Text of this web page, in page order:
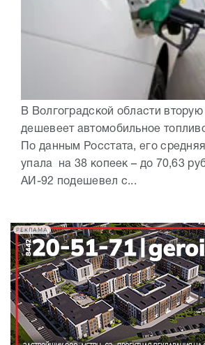
В Волгоградской области
дешевеет автомобильное
По данным Росстата, его
упала на 38 копеек – до 70,63
АИ-92 подешевел с...
РЕКЛАМА